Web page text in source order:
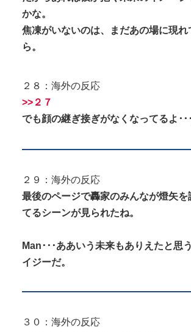
かな。
焦凍がいないのは、まだあの場に現れ
ら。
２８：海外の反応
>>２７
でも顔の継ぎ接ぎがなくなってるよ･･･
２９：海外の反応
最後のページで轟家のみんなが燈矢を
てるシーンが見られたね。
Man･･･ああいう未来もありえたと思
イジーだ。
３０：海外の反応